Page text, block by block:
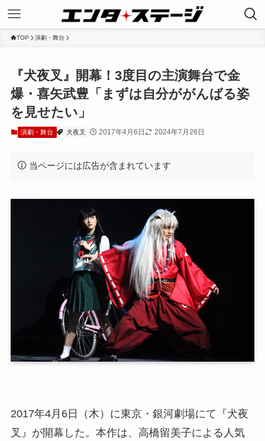
TOP 演劇・舞台
『犬夜叉』開幕！3度目の主演舞台で金
爆・喜矢武豊「まずは自分ががんばる姿
を見せたい」
演劇・舞台 犬夜叉 2017年4月6日 2024年7月26日
当ページには広告が含まれています
2017年4月6日（木）に東京・銀河劇場にて『犬夜
叉』が開幕した。本作は、高橋留美子による人気